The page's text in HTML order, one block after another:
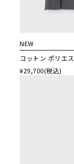
NEW
コットン ポリエ
¥29,700(税込)